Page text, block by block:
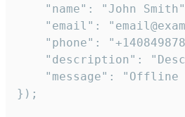
"name": "John
"email":
"phone":
"description":
"message": "Offline
});